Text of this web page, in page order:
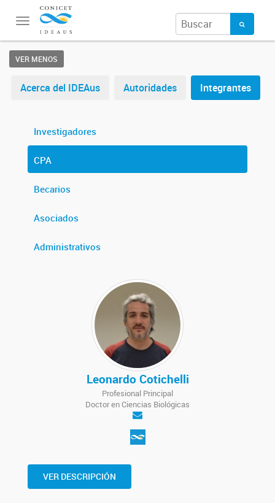
Toggle
navigation
VER MENOS
Acerca del IDEAus Autoridades Integrantes
Investigadores
CPA
Becarios
Asociados
Administrativos
Leonardo Cotichelli
Profesional Principal
Doctor en Ciencias Biológicas
VER DESCRIPCIÓN